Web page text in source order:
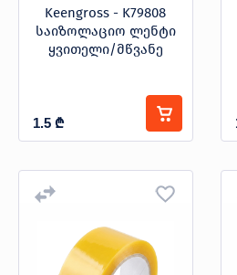
Keengross - K79808
საიზოლაციო ლენტი
ყვითელი/მწვანე
1.5 ₾